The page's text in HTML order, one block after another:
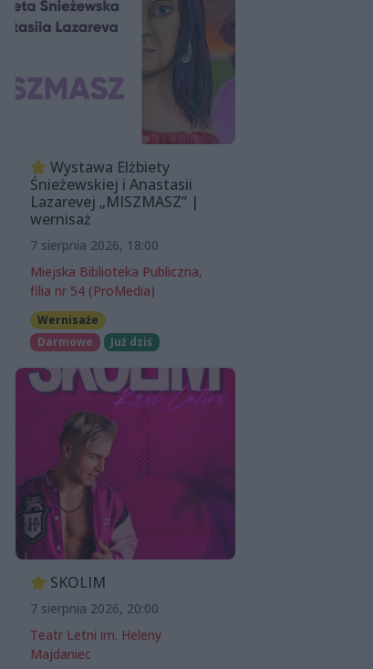
Wystawa Elżbiety
Śnieżewskiej i Anastasii
Lazarevej „MISZMASZ” |
wernisaż
7 sierpnia 2026, 18:00
Miejska Biblioteka Publiczna,
filia nr 54 (ProMedia)
Wernisaże
Darmowe
Już dziś
SKOLIM
7 sierpnia 2026, 20:00
Teatr Letni im. Heleny
Majdaniec